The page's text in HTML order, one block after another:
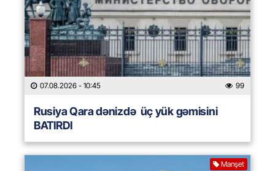
07.08.2026 - 10:45 99
Rusiya Qara dənizdə üç yük gəmisini
BATIRDI
Manşet